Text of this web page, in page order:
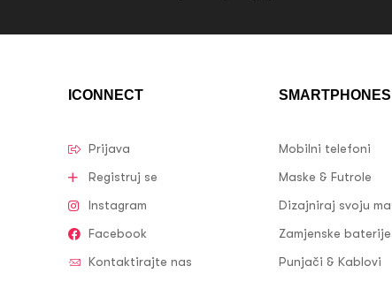
ICONNECT
Prijava
Registruj se
Instagram
Facebook
Kontaktirajte nas
SMARTPHONES
Mobilni telefoni
Maske & Futrole
Dizajniraj svoju
Zamjenske baterije
Punjači & Kablovi